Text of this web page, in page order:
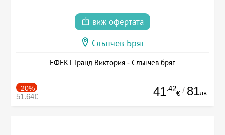
виж офертата
Слънчев Бряг
ЕФЕКТ Гранд Виктория - Слънчев бряг
-20%
51.64€ 41.42
€ / 81лв.